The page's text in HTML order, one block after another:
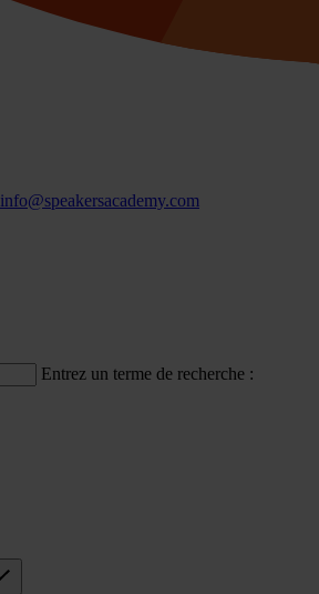
info@speakersacademy.com
Entrez un terme de recherche :